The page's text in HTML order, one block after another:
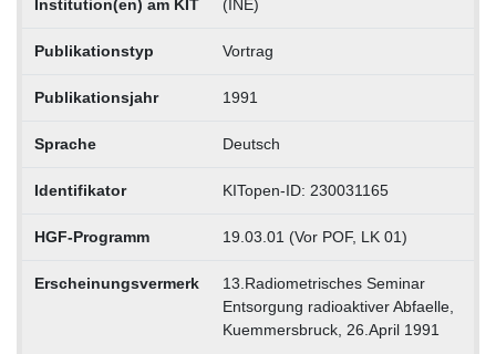
Institution(en) am KIT
(INE)
Publikationstyp Vortrag
Publikationsjahr 1991
Sprache Deutsch
Identifikator KITopen-ID: 230031165
HGF-Programm 19.03.01 (Vor POF, LK 01)
Erscheinungsvermerk
13.Radiometrisches Seminar
Entsorgung radioaktiver Abfaelle,
Kuemmersbruck, 26.April 1991